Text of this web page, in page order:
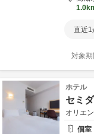
直近1
対象期
ホテル
セミ
オリエ
個室